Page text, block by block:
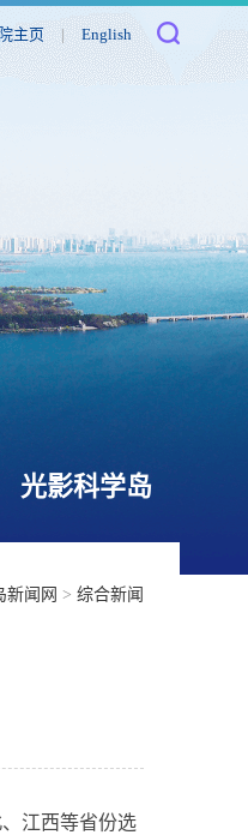
主页 | English
光影科学岛
新闻网 > 综合新闻
江西等省份选